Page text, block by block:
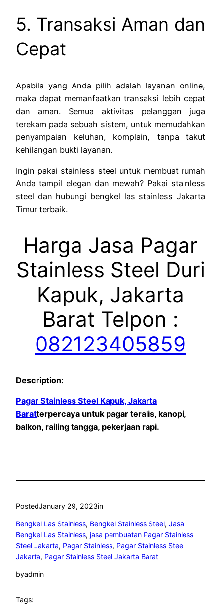
5. Transaksi Aman dan
Cepat
Apabila yang Anda pilih adalah layanan online,
maka dapat memanfaatkan transaksi lebih cepat
dan aman. Semua aktivitas pelanggan juga
terekam pada sebuah sistem, untuk memudahkan
penyampaian keluhan, komplain, tanpa takut
kehilangan bukti layanan.
Ingin pakai stainless steel untuk membuat rumah
Anda tampil elegan dan mewah? Pakai stainless
steel dan hubungi bengkel las stainless Jakarta
Timur terbaik.
Harga Jasa Pagar
Stainless Steel Duri
Kapuk, Jakarta
Barat Telpon :
082123405859
Description:
Pagar Stainless Steel Kapuk, Jakarta
Baratterpercaya untuk pagar teralis, kanopi,
balkon, railing tangga, pekerjaan rapi.
PostedJanuary 29, 2023in
Bengkel Las Stainless, Bengkel Stainless Steel, Jasa
Bengkel Las Stainless, jasa pembuatan Pagar Stainless
Steel Jakarta, Pagar Stainless, Pagar Stainless Steel
Jakarta, Pagar Stainless Steel Jakarta Barat
byadmin
Tags: